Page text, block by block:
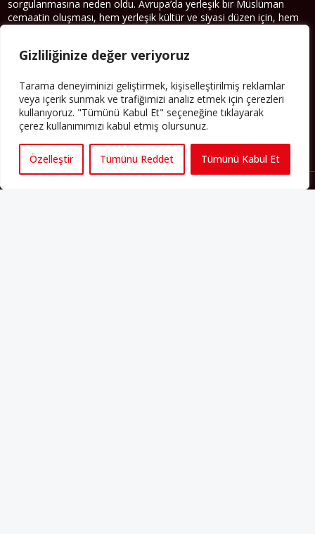
Gizliliğinize değer veriyoruz
Tarama deneyiminizi geliştirmek, kişiselleştirilmiş reklamlar
veya içerik sunmak ve trafiğimizi analiz etmek için çerezleri
kullanıyoruz. "Tümünü Kabul Et" seçeneğine tıklayarak
çerez kullanımımızı kabul etmiş olursunuz.
Özelleştir Tümünü Reddet Tümünü Kabul Et
sorgulanmasına neden oldu. Avrupa’da yerleşik bir Müslüman
cemaatin oluşması, hem yerleşik kültür ve siyasi düzen için, hem
Yazının devamı
PERSPEKTIF’I SOSYAL MEDYADA TAKIP EDEBILIRSINIZ